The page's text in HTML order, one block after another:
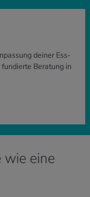
deiner Ess-
Beratung in
wie eine